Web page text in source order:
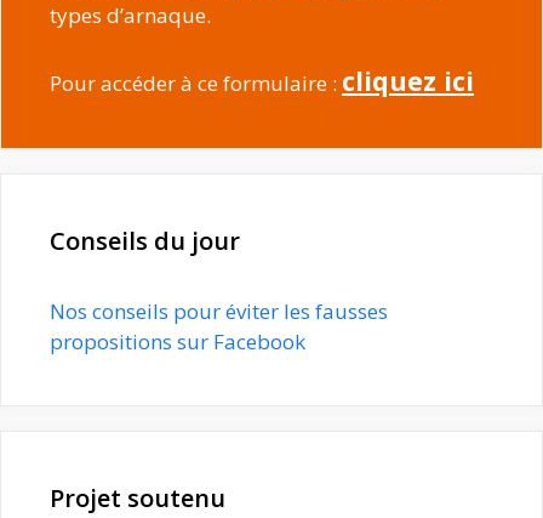
types d’arnaque.
Pour accéder à ce formulaire : cliquez ici
Conseils du jour
Nos conseils pour éviter les fausses
propositions sur Facebook
Projet soutenu